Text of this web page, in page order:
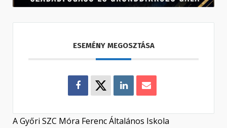
A Győri SZC Móra Ferenc Általános Iskola
ESEMÉNY MEGOSZTÁSA